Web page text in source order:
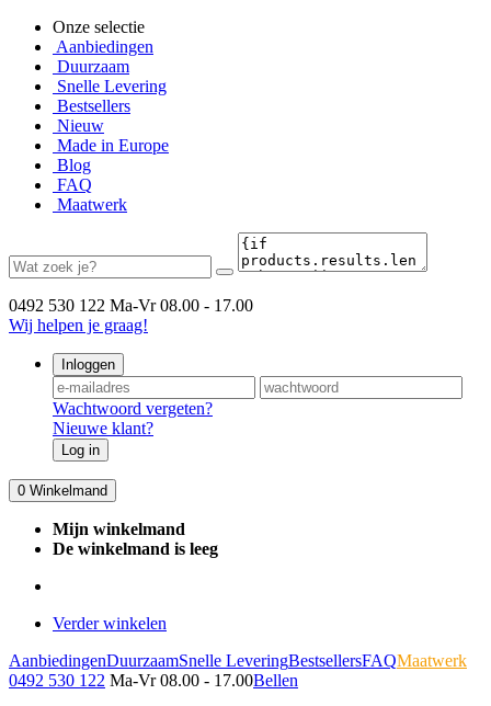
Onze selectie
Aanbiedingen
Duurzaam
Snelle Levering
Bestsellers
Nieuw
Made in Europe
Blog
FAQ
Maatwerk
0492 530 122 Ma-Vr 08.00 - 17.00
Wij helpen je graag!
Inloggen
Wachtwoord vergeten?
Nieuwe klant?
Log in
0 Winkelmand
Mijn winkelmand
De winkelmand is leeg
Verder winkelen
AanbiedingenDuurzaamSnelle LeveringBestsellersFAQMaatwerk
0492 530 122 Ma-Vr 08.00 - 17.00Bellen